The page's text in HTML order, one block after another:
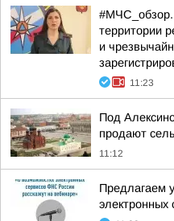
#МЧС_обзор.
территории
и
11:23
Под
продают
11:12
Предлагаем